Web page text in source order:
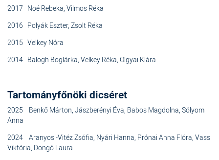
2017 Noé Rebeka, Vilmos Réka
2016 Polyák Eszter, Zsolt Réka
2015 Velkey Nóra
2014 Balogh Boglárka, Velkey Réka, Olgyai Klára
Tartományfőnöki dicséret
2025 Benkő Márton, Jászberényi Éva, Babos Magdolna, Sólyom
Anna
2024 Aranyosi-Vitéz Zsófia, Nyári Hanna, Prónai Anna Flóra, Vass
Viktória, Dongó Laura